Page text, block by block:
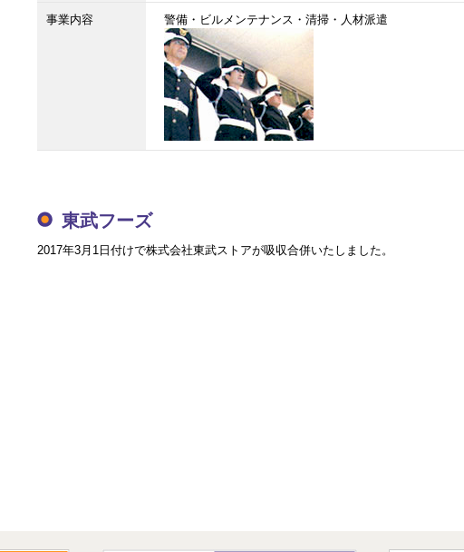
事業内容 警備・ビルメンテナンス・清掃・人材派遣
東武フーズ
2017年3月1日付けで株式会社東武ストアが吸収合併いたしました。